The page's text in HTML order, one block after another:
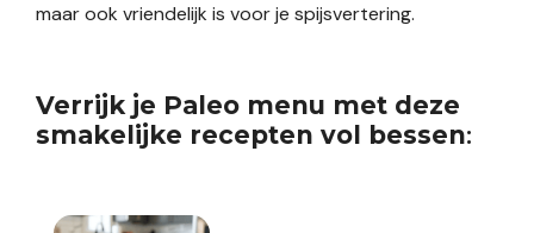
maar ook vriendelijk is voor je spijsvertering.
Verrijk je Paleo menu met deze
smakelijke recepten vol bessen: